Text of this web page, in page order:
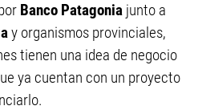
Banco Patagonia junto a
y organismos provinciales,
tienen una idea de negocio
ya cuentan con un proyecto